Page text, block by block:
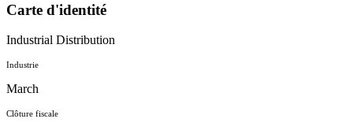
Carte d'identité
Industrial Distribution
Industrie
March
Clôture fiscale